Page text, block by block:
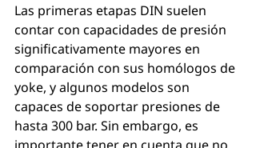
Las primeras etapas DIN suelen
contar con capacidades de presión
significativamente mayores en
comparación con sus homólogos de
yoke, y algunos modelos son
capaces de soportar presiones de
hasta 300 bar. Sin embargo, es